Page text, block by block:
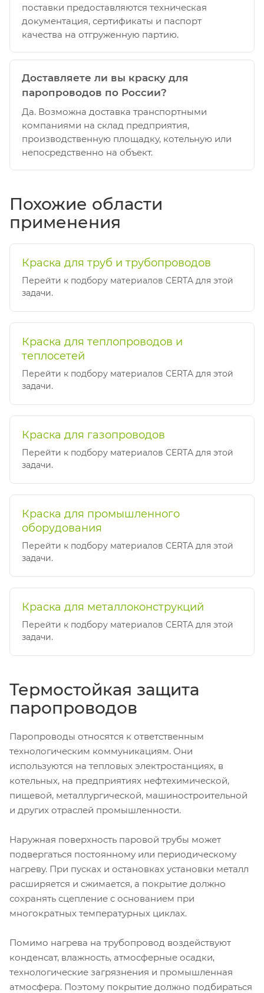
поставки предоставляются техническая
документация, сертификаты и паспорт
качества на отгруженную партию.
Доставляете ли вы краску для
паропроводов по России?
Да. Возможна доставка транспортными
компаниями на склад предприятия,
производственную площадку, котельную или
непосредственно на объект.
Похожие области
применения
Краска для труб и трубопроводов
Перейти к подбору материалов CERTA для этой
задачи.
Краска для теплопроводов и
теплосетей
Перейти к подбору материалов CERTA для этой
задачи.
Краска для газопроводов
Перейти к подбору материалов CERTA для этой
задачи.
Краска для промышленного
оборудования
Перейти к подбору материалов CERTA для этой
задачи.
Краска для металлоконструкций
Перейти к подбору материалов CERTA для этой
задачи.
Термостойкая защита
паропроводов
Паропроводы относятся к ответственным
технологическим коммуникациям. Они
используются на тепловых электростанциях, в
котельных, на предприятиях нефтехимической,
пищевой, металлургической, машиностроительной
и других отраслей промышленности.
Наружная поверхность паровой трубы может
подвергаться постоянному или периодическому
нагреву. При пусках и остановках установки металл
расширяется и сжимается, а покрытие должно
сохранять сцепление с основанием при
многократных температурных циклах.
Помимо нагрева на трубопровод воздействуют
конденсат, влажность, атмосферные осадки,
технологические загрязнения и промышленная
атмосфера. Поэтому покрытие должно подбираться